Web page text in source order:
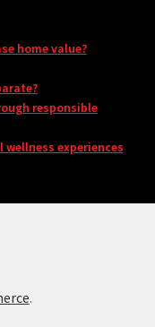
home value?
responsible
experiences
.